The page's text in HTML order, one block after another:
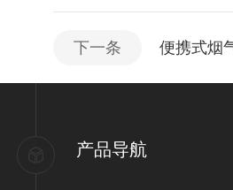
下一条 便携式烟
产品导航